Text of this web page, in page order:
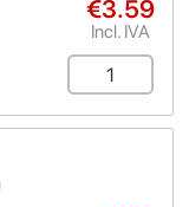
€3.59
Incl. IVA